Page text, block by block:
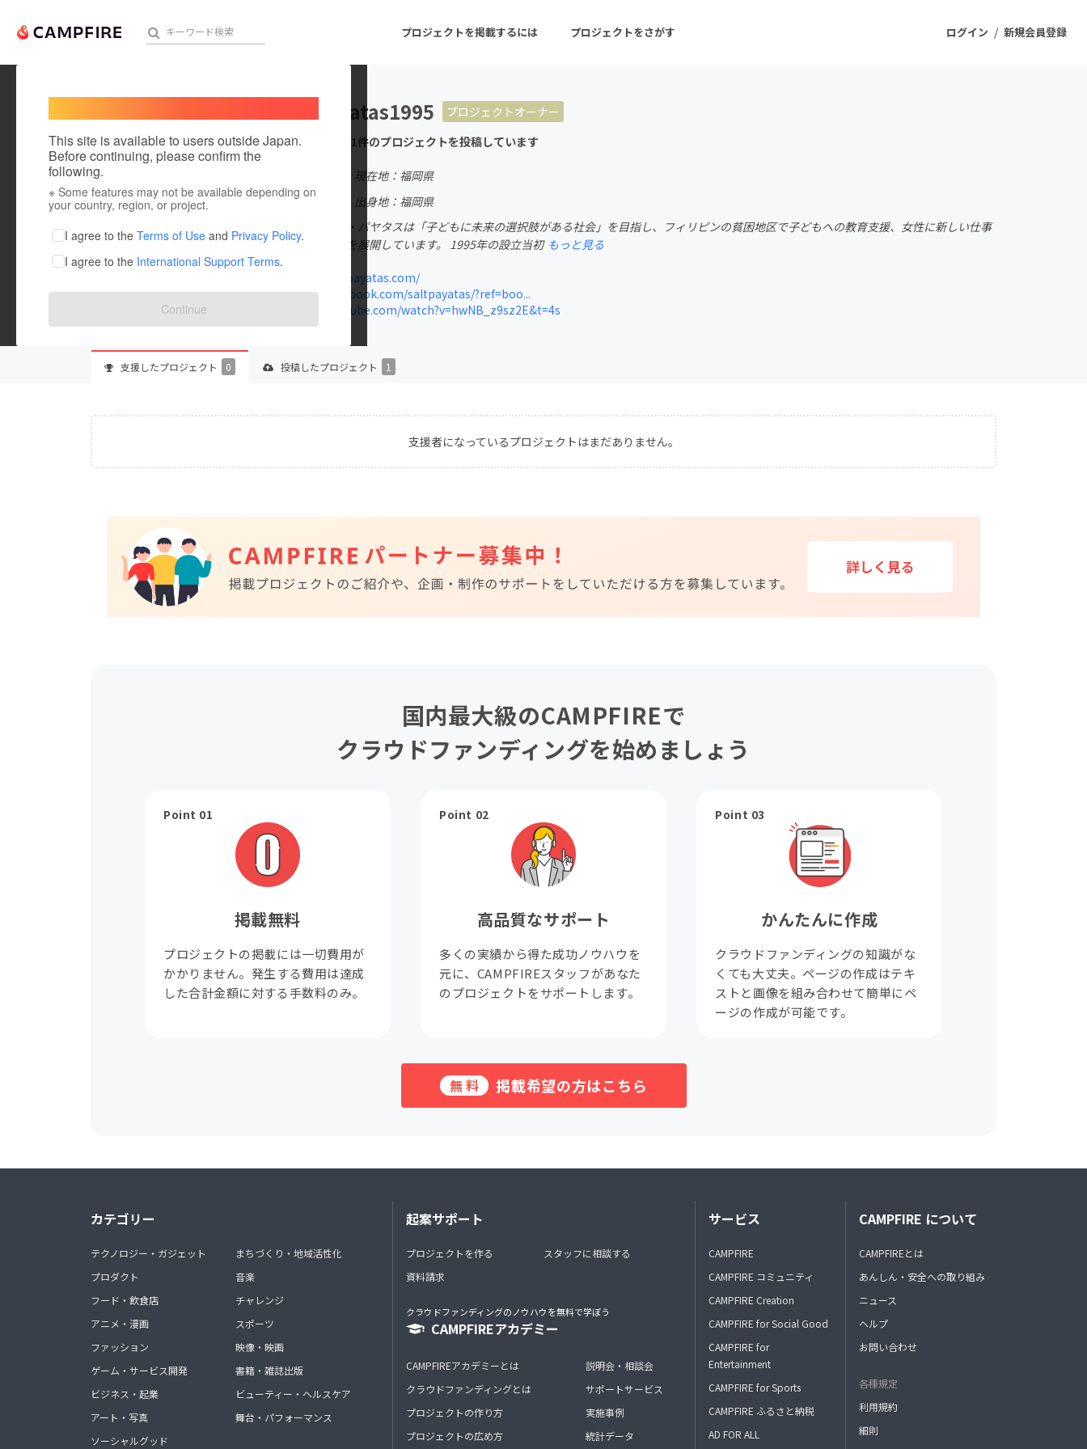
ログイン / 新規会員登録
プロジェクトを掲載するには プロジェクトをさがす
人気のプロジェクト 注目のリターン 注目の新着プロジェクト
アート・写真 音楽
テクノロジー・ガジェット
ゲーム・サービス開発 フード・飲食店
ファッション
映像・映画
ビジネス・起業
チャレンジ
まちづくり・地域活性化
CAMPFIREふるさと納税
machi-ya コミュニティ
This site is available to users outside Japan.
Before continuing, please confirm the
following.
※ Some features may not be available depending on
your country, region, or project.
I agree to the Terms of Use and Privacy Policy.
I agree to the International Support Terms.
Continue
saltpayatas1995
プロジェクトオーナー
これまでに1件のプロジェクトを投稿しています
現在地：福岡県
出身国：日本
出身地：福岡県
私たちソルト・パヤタスは「子どもに未来の選択肢がある社会」を目指し、フィリピンの貧困地区で子どもへの教育支援、女性に新しい仕事
をつくる支援を展開しています。 1995年の設立当初 もっと見る
www.saltpayatas.com/
www.facebook.com/saltpayatas/?ref=boo...
www.youtube.com/watch?v=hwNB_z9sz2E&t=4s
支援したプロジェクト 0 投稿したプロジェクト 1
支援者になっているプロジェクトはまだありません。
国内最大級のCAMPFIREで
クラウドファンディングを始めましょう
Point 01
掲載無料
プロジェクトの掲載には一切費用が
かかりません。発生する費用は達成
した合計金額に対する手数料のみ。
Point 02
高品質なサポート
多くの実績から得た成功ノウハウを
元に、CAMPFIREスタッフがあなた
のプロジェクトをサポートします。
Point 03
かんたんに作成
クラウドファンディングの知識がな
くても大丈夫。ページの作成はテキ
ストと画像を組み合わせて簡単にペ
ージの作成が可能です。
無料 掲載希望の方はこちら
カテゴリー
テクノロジー・ガジェット
プロダクト
フード・飲食店
アニメ・漫画
ファッション
ゲーム・サービス開発
ビジネス・起業
アート・写真
ソーシャルグッド
まちづくり・地域活性化
音楽
チャレンジ
スポーツ
映像・映画
書籍・雑誌出版
ビューティー・ヘルスケア
舞台・パフォーマンス
起案サポート
プロジェクトを作る
資料請求
スタッフに相談する
クラウドファンディングのノウハウを無料で学ぼう
CAMPFIREアカデミー
CAMPFIREアカデミーとは
クラウドファンディングとは
プロジェクトの作り方
プロジェクトの広め方
説明会・相談会
サポートサービス
実施事例
統計データ
サービス
CAMPFIRE
CAMPFIRE コミュニティ
CAMPFIRE Creation
CAMPFIRE for Social Good
CAMPFIRE for
Entertainment
CAMPFIRE for Sports
CAMPFIRE ふるさと納税
AD FOR ALL
CAMPFIRE について
CAMPFIREとは
あんしん・安全への取り組み
ニュース
ヘルプ
お問い合わせ
各種規定
利用規約
細則